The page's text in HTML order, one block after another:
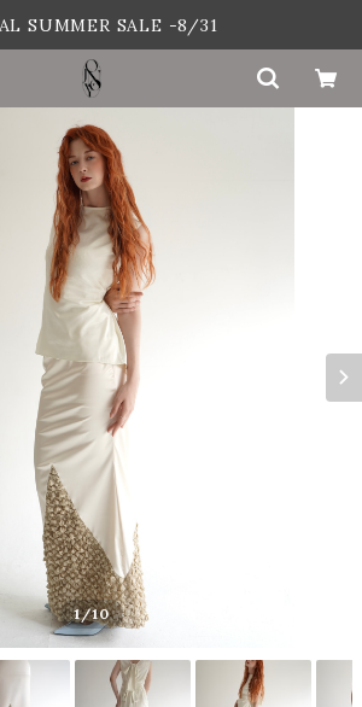
SUMMER SALE -8/31
1/10